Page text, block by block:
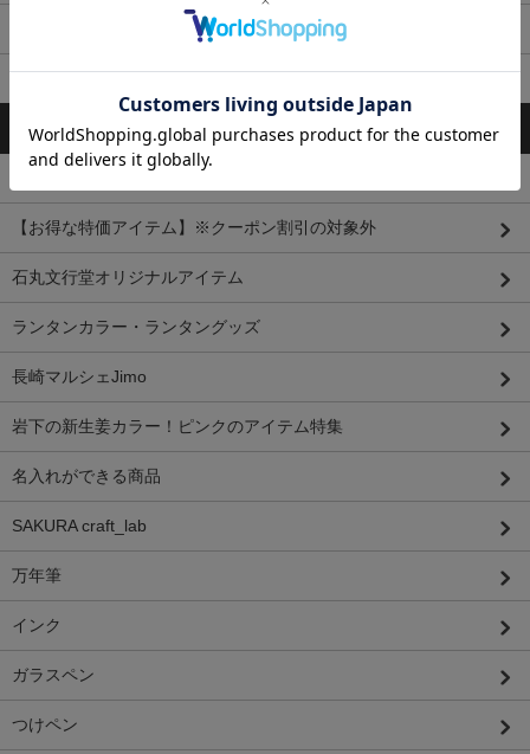
ワ行
カテゴリーから探す
【お得な特価アイテム】※クーポン割引の対象外
石丸文行堂オリジナルアイテム
ランタンカラー・ランタングッズ
長崎マルシェJimo
岩下の新生姜カラー！ピンクのアイテム特集
名入れができる商品
SAKURA craft_lab
万年筆
インク
ガラスペン
つけペン